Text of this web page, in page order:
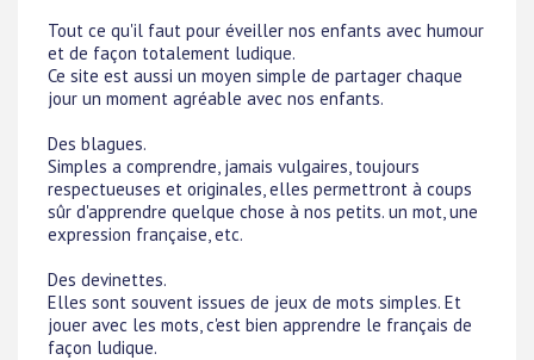
Tout ce qu'il faut pour éveiller nos enfants avec humour
et de façon totalement ludique.
Ce site est aussi un moyen simple de partager chaque
jour un moment agréable avec nos enfants.
Des blagues.
Simples a comprendre, jamais vulgaires, toujours
respectueuses et originales, elles permettront à coups
sûr d'apprendre quelque chose à nos petits. un mot, une
expression française, etc.
Des devinettes.
Elles sont souvent issues de jeux de mots simples. Et
jouer avec les mots, c'est bien apprendre le français de
façon ludique.